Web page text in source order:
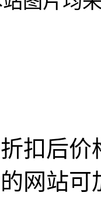
扣后
网站可